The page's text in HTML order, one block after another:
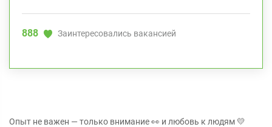
888 Заинтересовались вакансией
Опыт не важен — только внимание 👀 и любовь к людям 💛